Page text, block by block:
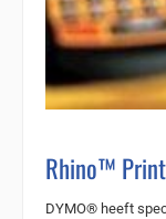
Rhino™
DYMO® heeft